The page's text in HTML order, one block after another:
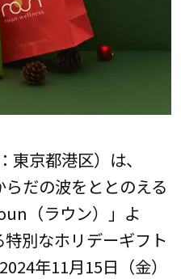
京都港区）は、
だの波をととのえる
（ラウン）」よ
別なホリデーギフト
年11月15日（金）